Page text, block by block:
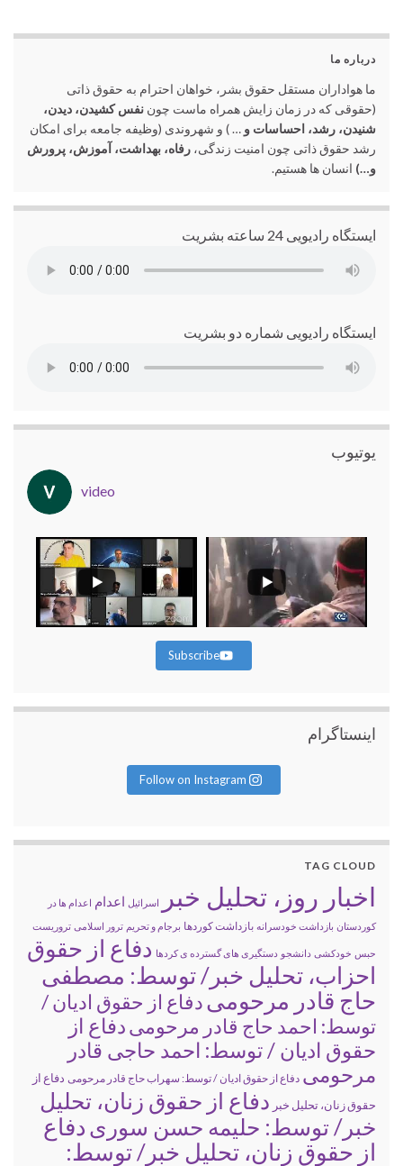
درباره ما
ما هواداران مستقل حقوق بشر، خواهان احترام به حقوق ذاتی
(حقوقی که در زمان زایش همراه ماست چون نفس کشیدن، دیدن،
شنیدن، رشد، احساسات و … ) و شهروندی (وظیفه جامعه برای امکان
رشد حقوق ذاتی چون امنیت زندگی، رفاه، بهداشت، آموزش، پرورش
و…) انسان ها هستیم.
ایستگاه رادیویی 24 ساعته بشریت
ایستگاه رادیویی شماره دو بشریت
یوتیوب
video
Subscribe
اینستاگرام
Follow on Instagram
TAG CLOUD
اخبار روز، تحلیل خبر اسرائیل اعدام اعدام ها در
کوردستان بازداشت خودسرانه بازداشت کوردها برجام و تحریم ترور اسلامی تروریست
حبس خودکشی دانشجو دستگیری های گسترده ی کردها دفاع از حقوق
احزاب، تحلیل خبر/ توسط: مصطفی
حاج قادر مرحومیدفاع از حقوق ادیان /
توسط: احمد حاج قادر مرحومیدفاع از
حقوق ادیان / توسط: احمد حاجی قادر
مرحومی دفاع از حقوق ادیان / توسط: سهراب حاج قادر مرحومی دفاع از
حقوق زنان، تحلیل خبر دفاع از حقوق زنان، تحلیل
خبر/ توسط: حلیمه حسن سوری دفاع
از حقوق زنان، تحلیل خبر/ توسط: